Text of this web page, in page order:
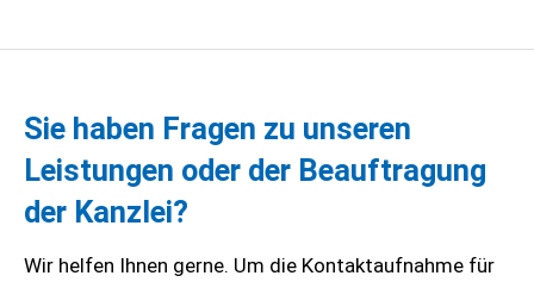
Sie haben Fragen zu unseren
Leistungen oder der Beauftragung
der Kanzlei?
Wir helfen Ihnen gerne. Um die Kontaktaufnahme für